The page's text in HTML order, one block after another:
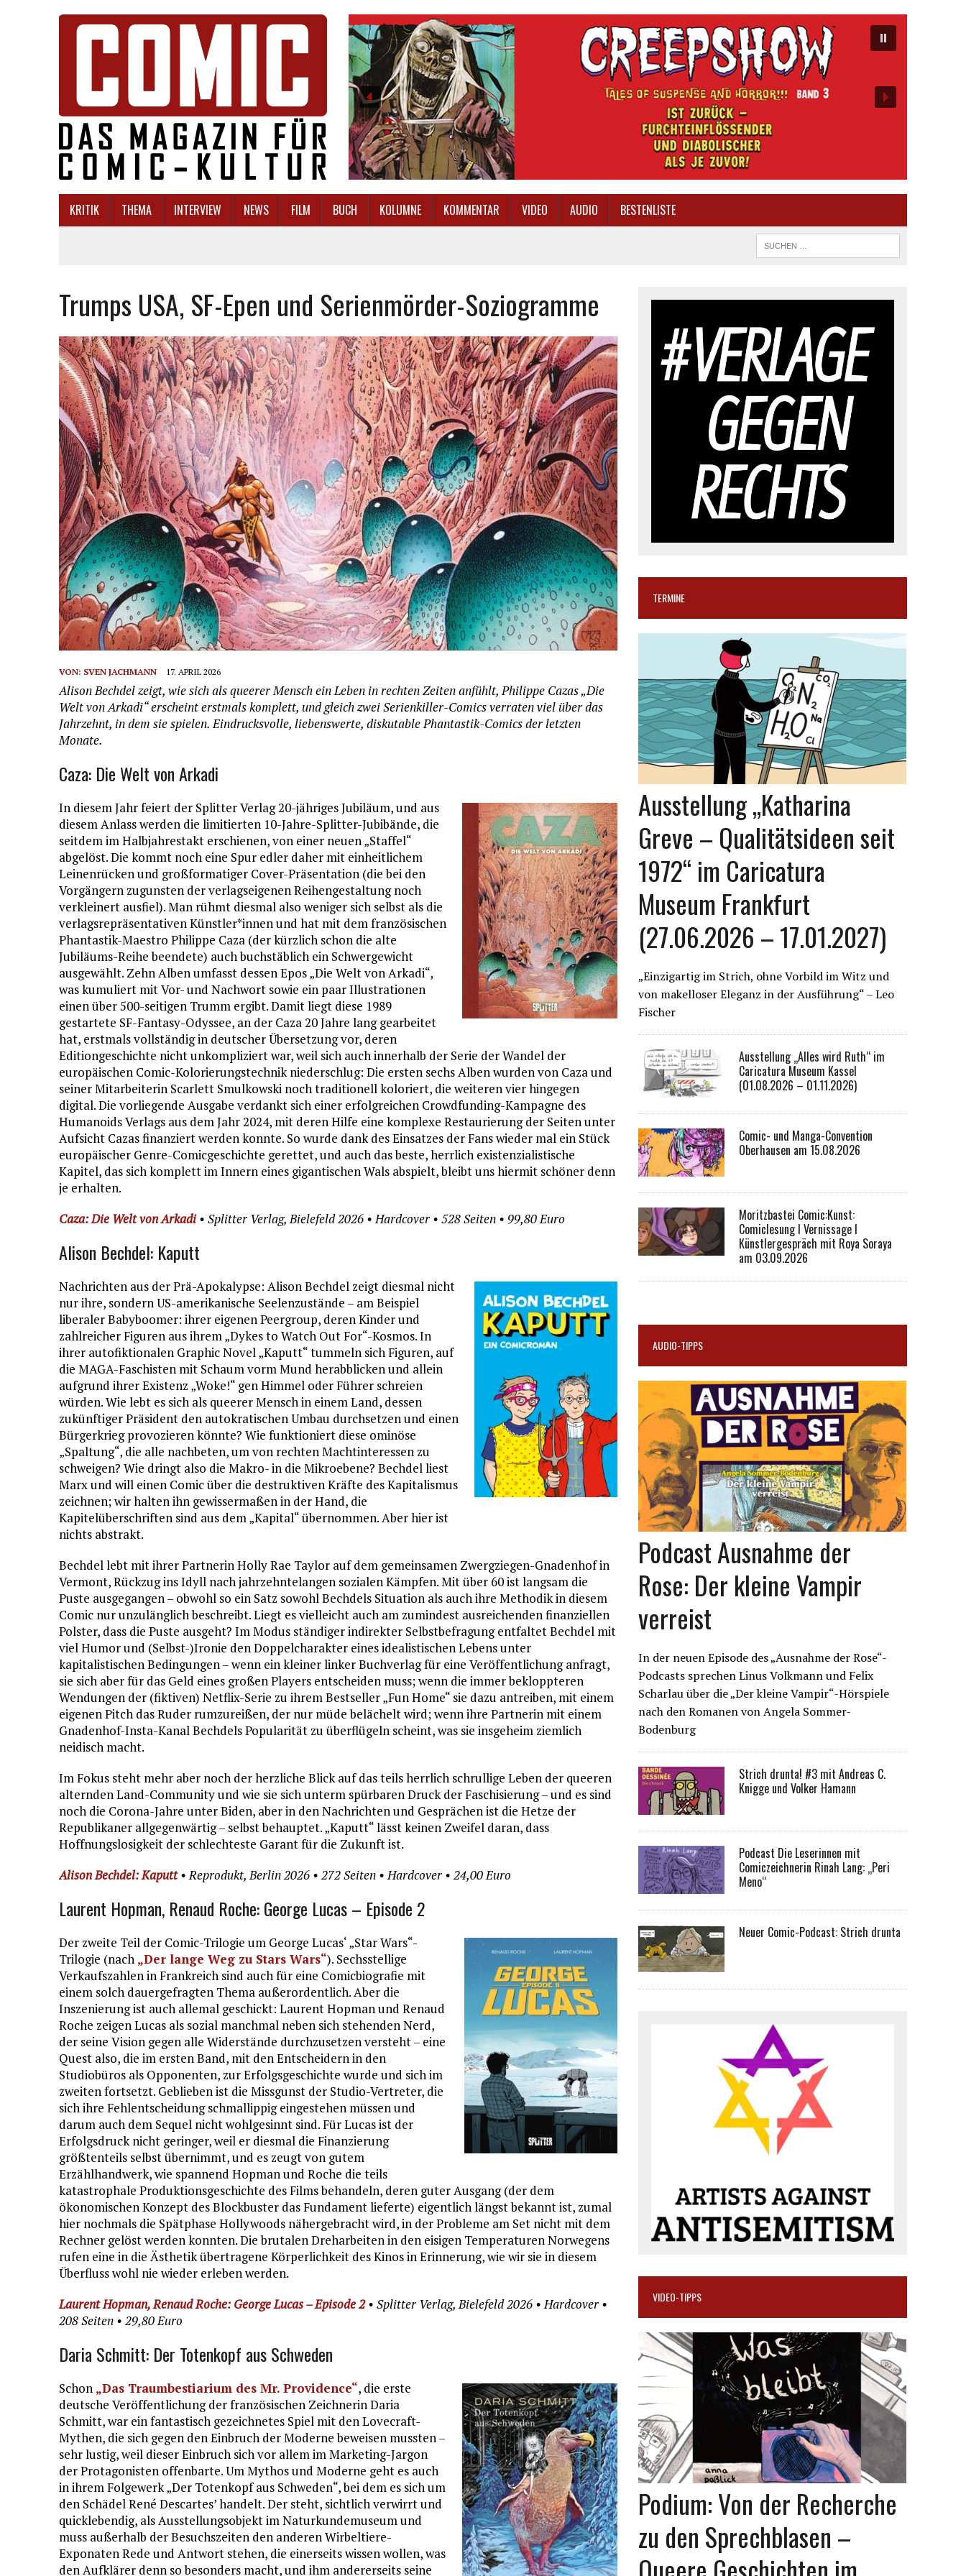
KRITIK THEMA INTERVIEW NEWS FILM BUCH KOLUMNE KOMMENTAR VIDEO AUDIO BESTENLISTE
Trumps USA, SF-Epen und Serienmörder-Soziogramme
VON: SVEN JACHMANN 17. APRIL 2026
Alison Bechdel zeigt, wie sich als queerer Mensch ein Leben in rechten Zeiten anfühlt, Philippe Cazas „Die
Welt von Arkadi“ erscheint erstmals komplett, und gleich zwei Serienkiller-Comics verraten viel über das
Jahrzehnt, in dem sie spielen. Eindrucksvolle, liebenswerte, diskutable Phantastik-Comics der letzten
Monate.
Caza: Die Welt von Arkadi
In diesem Jahr feiert der Splitter Verlag 20-jähriges Jubiläum, und aus
diesem Anlass werden die limitierten 10-Jahre-Splitter-Jubibände, die
seitdem im Halbjahrestakt erschienen, von einer neuen „Staffel“
abgelöst. Die kommt noch eine Spur edler daher mit einheitlichem
Leinenrücken und großformatiger Cover-Präsentation (die bei den
Vorgängern zugunsten der verlagseigenen Reihengestaltung noch
verkleinert ausfiel). Man rühmt diesmal also weniger sich selbst als die
verlagsrepräsentativen Künstler*innen und hat mit dem französischen
Phantastik-Maestro Philippe Caza (der kürzlich schon die alte
Jubiläums-Reihe beendete) auch buchstäblich ein Schwergewicht
ausgewählt. Zehn Alben umfasst dessen Epos „Die Welt von Arkadi“,
was kumuliert mit Vor- und Nachwort sowie ein paar Illustrationen
einen über 500-seitigen Trumm ergibt. Damit liegt diese 1989
gestartete SF-Fantasy-Odyssee, an der Caza 20 Jahre lang gearbeitet
hat, erstmals vollständig in deutscher Übersetzung vor, deren
Editiongeschichte nicht unkompliziert war, weil sich auch innerhalb der Serie der Wandel der
europäischen Comic-Kolorierungstechnik niederschlug: Die ersten sechs Alben wurden von Caza und
seiner Mitarbeiterin Scarlett Smulkowski noch traditionell koloriert, die weiteren vier hingegen
digital. Die vorliegende Ausgabe verdankt sich einer erfolgreichen Crowdfunding-Kampagne des
Humanoids Verlags aus dem Jahr 2024, mit deren Hilfe eine komplexe Restaurierung der Seiten unter
Aufsicht Cazas finanziert werden konnte. So wurde dank des Einsatzes der Fans wieder mal ein Stück
europäischer Genre-Comicgeschichte gerettet, und auch das beste, herrlich existenzialistische
Kapitel, das sich komplett im Innern eines gigantischen Wals abspielt, bleibt uns hiermit schöner denn
je erhalten.
Caza: Die Welt von Arkadi• Splitter Verlag, Bielefeld 2026 • Hardcover • 528 Seiten • 99,80 Euro
Alison Bechdel: Kaputt
Nachrichten aus der Prä-Apokalypse: Alison Bechdel zeigt diesmal nicht
nur ihre, sondern US-amerikanische Seelenzustände – am Beispiel
liberaler Babyboomer: ihrer eigenen Peergroup, deren Kinder und
zahlreicher Figuren aus ihrem „Dykes to Watch Out For“-Kosmos. In
ihrer autofiktionalen Graphic Novel „Kaputt“ tummeln sich Figuren, auf
die MAGA-Faschisten mit Schaum vorm Mund herabblicken und allein
aufgrund ihrer Existenz „Woke!“ gen Himmel oder Führer schreien
würden. Wie lebt es sich als queerer Mensch in einem Land, dessen
zukünftiger Präsident den autokratischen Umbau durchsetzen und einen
Bürgerkrieg provozieren könnte? Wie funktioniert diese ominöse
„Spaltung“, die alle nachbeten, um von rechten Machtinteressen zu
schweigen? Wie dringt also die Makro- in die Mikroebene? Bechdel liest
Marx und will einen Comic über die destruktiven Kräfte des Kapitalismus
zeichnen; wir halten ihn gewissermaßen in der Hand, die
Kapitelüberschriften sind aus dem „Kapital“ übernommen. Aber hier ist
nichts abstrakt.
Bechdel lebt mit ihrer Partnerin Holly Rae Taylor auf dem gemeinsamen Zwergziegen-Gnadenhof in
Vermont, Rückzug ins Idyll nach jahrzehntelangen sozialen Kämpfen. Mit über 60 ist langsam die
Puste ausgegangen – obwohl so ein Satz sowohl Bechdels Situation als auch ihre Methodik in diesem
Comic nur unzulänglich beschreibt. Liegt es vielleicht auch am zumindest ausreichenden finanziellen
Polster, dass die Puste ausgeht? Im Modus ständiger indirekter Selbstbefragung entfaltet Bechdel mit
viel Humor und (Selbst-)Ironie den Doppelcharakter eines idealistischen Lebens unter
kapitalistischen Bedingungen – wenn ein kleiner linker Buchverlag für eine Veröffentlichung anfragt,
sie sich aber für das Geld eines großen Players entscheiden muss; wenn die immer bekloppteren
Wendungen der (fiktiven) Netflix-Serie zu ihrem Bestseller „Fun Home“ sie dazu antreiben, mit einem
eigenen Pitch das Ruder rumzureißen, der nur müde belächelt wird; wenn ihre Partnerin mit einem
Gnadenhof-Insta-Kanal Bechdels Popularität zu überflügeln scheint, was sie insgeheim ziemlich
neidisch macht.
Im Fokus steht mehr aber noch der herzliche Blick auf das teils herrlich schrullige Leben der queeren
alternden Land-Community und wie sie sich unterm spürbaren Druck der Faschisierung – und es sind
noch die Corona-Jahre unter Biden, aber in den Nachrichten und Gesprächen ist die Hetze der
Republikaner allgegenwärtig – selbst behauptet. „Kaputt“ lässt keinen Zweifel daran, dass
Hoffnungslosigkeit der schlechteste Garant für die Zukunft ist.
Alison Bechdel: Kaputt• Reprodukt, Berlin 2026 • 272 Seiten • Hardcover • 24,00 Euro
Laurent Hopman, Renaud Roche: George Lucas – Episode 2
Der zweite Teil der Comic-Trilogie um George Lucas‘ „Star Wars“-
Trilogie (nach „Der lange Weg zu Stars Wars“). Sechsstellige
Verkaufszahlen in Frankreich sind auch für eine Comicbiografie mit
einem solch dauergefragten Thema außerordentlich. Aber die
Inszenierung ist auch allemal geschickt: Laurent Hopman und Renaud
Roche zeigen Lucas als sozial manchmal neben sich stehenden Nerd,
der seine Vision gegen alle Widerstände durchzusetzen versteht – eine
Quest also, die im ersten Band, mit den Entscheidern in den
Studiobüros als Opponenten, zur Erfolgsgeschichte wurde und sich im
zweiten fortsetzt. Geblieben ist die Missgunst der Studio-Vertreter, die
sich ihre Fehlentscheidung schmallippig eingestehen müssen und
darum auch dem Sequel nicht wohlgesinnt sind. Für Lucas ist der
Erfolgsdruck nicht geringer, weil er diesmal die Finanzierung
größtenteils selbst übernimmt, und es zeugt von gutem
Erzählhandwerk, wie spannend Hopman und Roche die teils
katastrophale Produktionsgeschichte des Films behandeln, deren guter Ausgang (der dem
ökonomischen Konzept des Blockbuster das Fundament lieferte) eigentlich längst bekannt ist, zumal
hier nochmals die Spätphase Hollywoods nähergebracht wird, in der Probleme am Set nicht mit dem
Rechner gelöst werden konnten. Die brutalen Dreharbeiten in den eisigen Temperaturen Norwegens
rufen eine in die Ästhetik übertragene Körperlichkeit des Kinos in Erinnerung, wie wir sie in diesem
Überfluss wohl nie wieder erleben werden.
Laurent Hopman, Renaud Roche: George Lucas – Episode 2• Splitter Verlag, Bielefeld 2026 • Hardcover •
208 Seiten • 29,80 Euro
Daria Schmitt: Der Totenkopf aus Schweden
Schon „Das Traumbestiarium des Mr. Providence“, die erste
deutsche Veröffentlichung der französischen Zeichnerin Daria
Schmitt, war ein fantastisch gezeichnetes Spiel mit den Lovecraft-
Mythen, die sich gegen den Einbruch der Moderne beweisen mussten –
sehr lustig, weil dieser Einbruch sich vor allem im Marketing-Jargon
der Protagonisten offenbarte. Um Mythos und Moderne geht es auch
in ihrem Folgewerk „Der Totenkopf aus Schweden“, bei dem es sich um
den Schädel René Descartes’ handelt. Der steht, sichtlich verwirrt und
quicklebendig, als Ausstellungsobjekt im Naturkundemuseum und
muss außerhalb der Besuchszeiten den anderen Wirbeltiere-
Exponaten Rede und Antwort stehen, die einerseits wissen wollen, was
den Aufklärer denn so besonders macht, und ihm andererseits seine
TERMINE
Ausstellung „Katharina
Greve – Qualitätsideen seit
1972“ im Caricatura
Museum Frankfurt
(27.06.2026 – 17.01.2027)
„Einzigartig im Strich, ohne Vorbild im Witz und
von makelloser Eleganz in der Ausführung“ – Leo
Fischer
Ausstellung „Alles wird Ruth“ im
Caricatura Museum Kassel
(01.08.2026 – 01.11.2026)
Comic- und Manga-Convention
Oberhausen am 15.08.2026
Moritzbastei Comic:Kunst:
Comiclesung I Vernissage I
Künstlergespräch mit Roya Soraya
am 03.09.2026
AUDIO-TIPPS
Podcast Ausnahme der
Rose: Der kleine Vampir
verreist
In der neuen Episode des „Ausnahme der Rose“-
Podcasts sprechen Linus Volkmann und Felix
Scharlau über die „Der kleine Vampir“-Hörspiele
nach den Romanen von Angela Sommer-
Bodenburg
Strich drunta! #3 mit Andreas C.
Knigge und Volker Hamann
Podcast Die Leserinnen mit
Comiczeichnerin Rinah Lang: „Peri
Meno“
Neuer Comic-Podcast: Strich drunta
VIDEO-TIPPS
Podium: Von der Recherche
zu den Sprechblasen –